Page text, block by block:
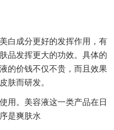
白成分更好的发挥作用，有
品发挥更大的功效。具体的
的价钱不仅不贵，而且效果
肤而研发。
用。美容液这一类产品在日
是爽肤水